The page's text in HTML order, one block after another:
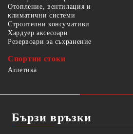
Отопление, вентилация и
климатични системи
Строителни консумативи
Хардуер аксесоари
Резервоари за съхранение
Спортни стоки
Атлетика
Бързи връзки